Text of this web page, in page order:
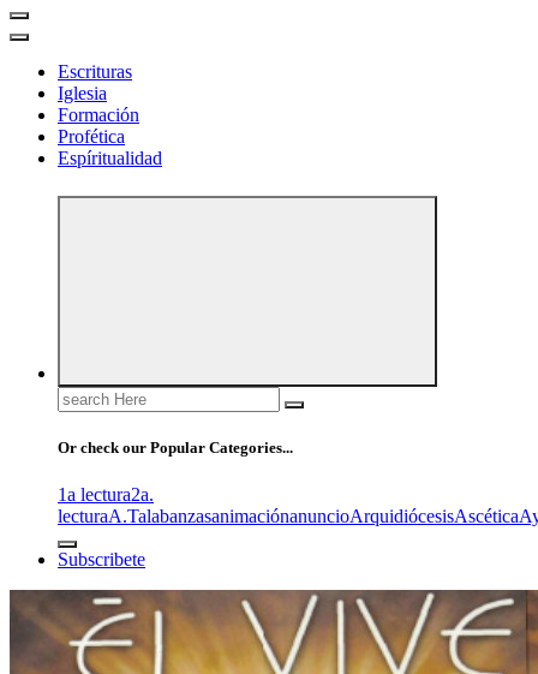
Escrituras
Iglesia
Formación
Profética
Espíritualidad
Search
for:
Or check our Popular Categories...
1a lectura2a.
lecturaA.TalabanzasanimaciónanuncioArquidiócesisAscética
Subscribete